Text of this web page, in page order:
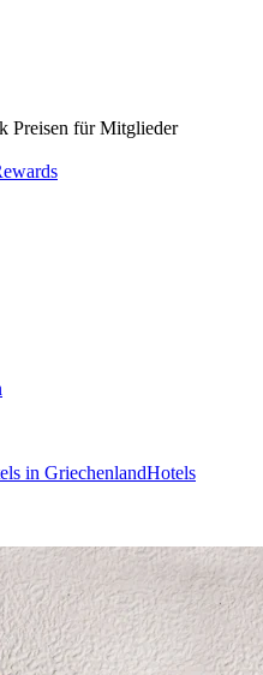
Preisen für Mitglieder
in GriechenlandHotels